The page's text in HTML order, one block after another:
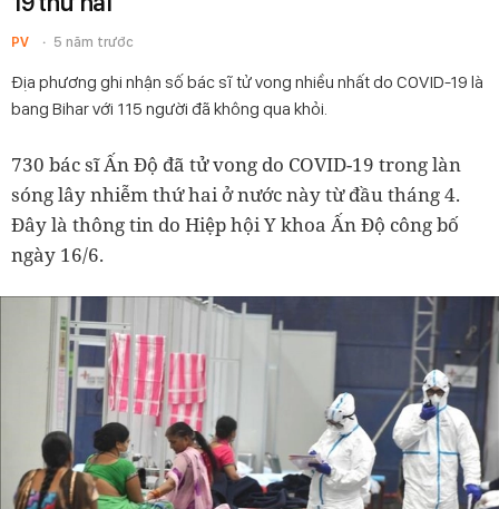
PV 5 năm trước
Địa phương ghi nhận số bác sĩ tử vong nhiều nhất do COVID-19 là
bang Bihar với 115 người đã không qua khỏi.
730 bác sĩ Ấn Độ đã tử vong do COVID-19 trong làn
sóng lây nhiễm thứ hai ở nước này từ đầu tháng 4.
Đây là thông tin do Hiệp hội Y khoa Ấn Độ công bố
ngày 16/6.